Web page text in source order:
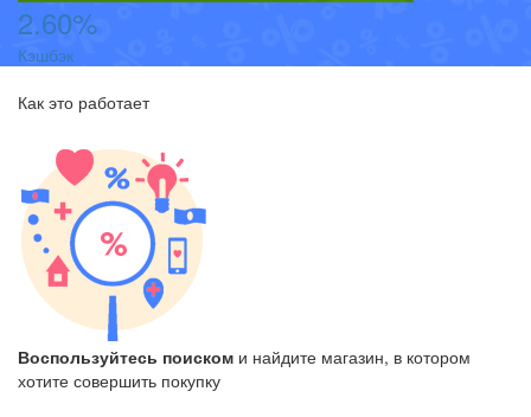
2.60%
Кэшбэк
Как это работает
Воспользуйтесь поиском и найдите магазин, в котором
хотите совершить покупку